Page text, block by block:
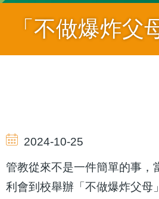
「不做爆炸父
航
連
2024-10-25
管教從來不是一件簡單的事，
利會到校舉辦「不做爆炸父母